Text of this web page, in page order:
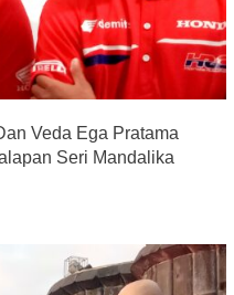
Veda Ega Pratama
Seri Mandalika